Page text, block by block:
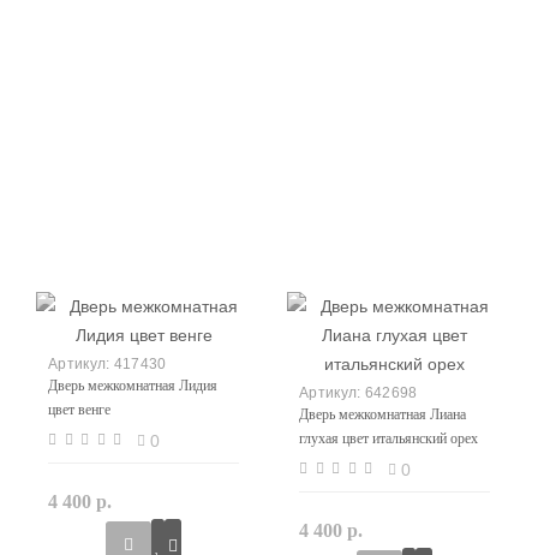
417430
Дверь межкомнатная Лидия
цвет венге
0
4 400 р.
642698
Дверь межкомнатная Лиана
глухая цвет итальянский орех
0
4 400 р.